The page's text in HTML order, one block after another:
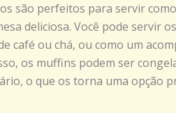
são perfeitos para servir
deliciosa. Você pode servir
café ou chá, ou como um
os muffins podem ser
o que os torna uma opção